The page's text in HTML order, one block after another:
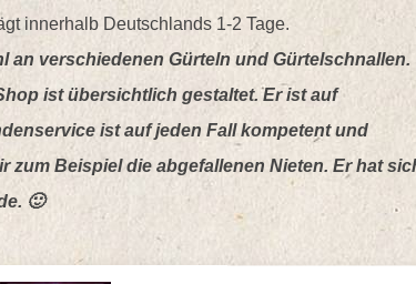
innerhalb Deutschlands 1-2 Tage.
an verschiedenen Gürteln und Gürtelschnallen.
ist übersichtlich gestaltet. Er ist auf
ist auf jeden Fall kompetent und
zum Beispiel die abgefallenen Nieten. Er hat
🙂